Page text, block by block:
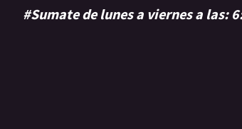
#Sumate de lunes a viernes a las: